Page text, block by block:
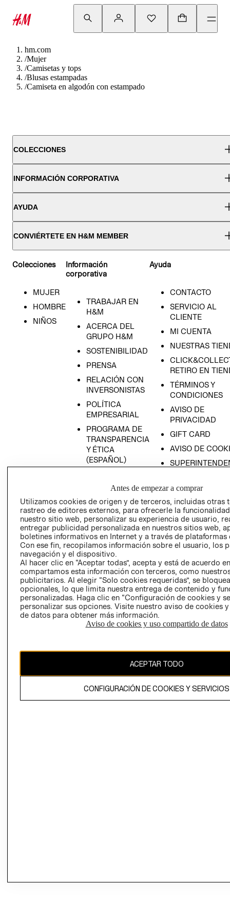
hm.com
/Mujer
/Camisetas y tops
/Blusas estampadas
/Camiseta en algodón con estampado
COLECCIONES
INFORMACIÓN CORPORATIVA
AYUDA
CONVIÉRTETE EN H&M MEMBER
Colecciones
MUJER
HOMBRE
NIÑOS
Información
corporativa
TRABAJAR EN
H&M
ACERCA DEL
GRUPO H&M
SOSTENIBILIDAD
PRENSA
RELACIÓN CON
INVERSONISTAS
POLÍTICA
EMPRESARIAL
PROGRAMA DE
TRANSPARENCIA
Y ÉTICA
(ESPAÑOL)
TRANSPARENCIA
Ayuda
CONTACTO
SERVICIO AL
CLIENTE
MI CUENTA
NUESTRAS
RETIRO EN
TÉRMINOS Y
CONDICIONES
AVISO DE
PRIVACIDAD
GIFT CARD
AVISO DE
PETICIONES
QUEJAS Y
RECLAMOS
Colombia ($)
CAMBIAR REGIÓN
El contenido de esta página web está protegido por copyright y es
propiedad de H&M Hennes & Mauritz AB.
Antes de empezar a comprar
Utilizamos cookies de origen y de terceros, incluidas otras
rastreo de editores externos, para ofrecerle la
nuestro sitio web, personalizar su experiencia de usuario,
entregar publicidad personalizada en nuestros sitios web,
boletines informativos en Internet y a través de plataformas
Con ese fin, recopilamos información sobre el usuario, los
navegación y el dispositivo.
Al hacer clic en “Aceptar todas”, acepta y está de acuerdo
compartamos esta información con terceros, como
publicitarios. Al elegir “Solo cookies requeridas”, se
opcionales, lo que limita nuestra entrega de contenido y
personalizadas. Haga clic en “Configuración de cookies y
personalizar sus opciones. Visite nuestro aviso de cookies
de datos para obtener más información.
Aviso de cookies y uso compartido de datos
ACEPTAR TODO
CONFIGURACIÓN DE COOKIES Y SERVICIOS